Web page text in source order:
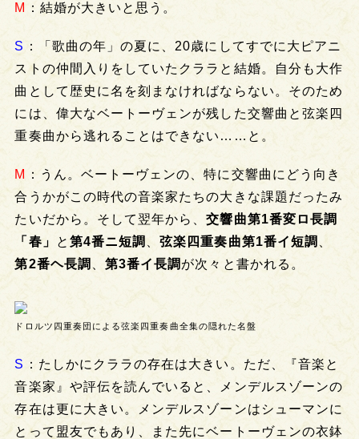
M ：結婚が大きいと思う。
S ：「歌曲の年」の夏に、20歳にしてすでに大ピアニ
ストの仲間入りをしていたクララと結婚。自分も大作
曲として歴史に名を刻まなければならない。そのため
には、偉大なベートーヴェンが残した交響曲と弦楽四
重奏曲から逃れることはできない……と。
M
：うん。ベートーヴェンの、特に交響曲にどう向き
合うかがこの時代の音楽家たちの大きな課題だったみ
たいだから。そして翌年から、交響曲第1番変ロ長調
「春」
と 第4番ニ短調 、弦楽四重奏曲第1番イ短調
第2番ヘ長調
第3番イ長調が次々と書かれる。
ドロルツ四重奏団による弦楽四重奏曲全集の隠れた名盤
S ：たしかにクララの存在は大きい。ただ、『音楽と
音楽家』や評伝を読んでいると、メンデルスゾーンの
存在は更に大きい。メンデルスゾーンはシューマンに
とって盟友でもあり、また先にベートーヴェンの衣鉢